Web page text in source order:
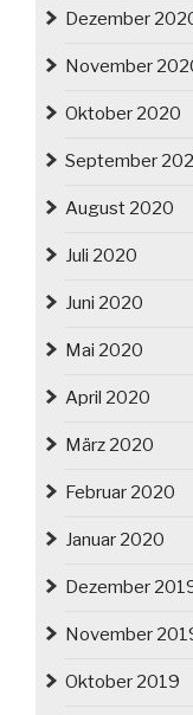
Dezember
November
Oktober 2020
September
August 2020
Juli 2020
Juni 2020
Mai 2020
April 2020
März 2020
Februar 2020
Januar 2020
Dezember
November
Oktober 2019